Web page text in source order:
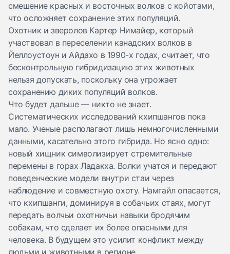
смешение красных и восточных волков с койотами,
что осложняет сохранение этих популяций.
Охотник и зверолов Картер Нимайер, который
участвовал в переселении канадских волков в
Йеллоустоун и Айдахо в 1990-х годах, считает, что
бесконтрольную гибридизацию этих животных
нельзя допускать, поскольку она угрожает
сохранению диких популяций волков.
Что будет дальше — никто не знает.
Систематических исследований кхипшангов пока
мало. Ученые располагают лишь немногочисленными
данными, касательно этого гибрида. Но ясно одно:
новый хищник символизирует стремительные
перемены в горах Ладакха. Волки учатся и передают
поведенческие модели внутри стаи через
наблюдение и совместную охоту. Намгайл опасается,
что кхипшанги, доминируя в собачьих стаях, могут
передать волчьи охотничьи навыки бродячим
собакам, что сделает их более опасными для
человека. В будущем это усилит конфликт между
людьми и животными в регионе.